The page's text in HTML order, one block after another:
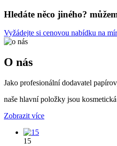
Hledáte něco jiného?
Vyžádejte si cenovou nabídku na
O nás
Jako profesionální dodavatel
naše hlavní položky jsou
Zobrazit více
15